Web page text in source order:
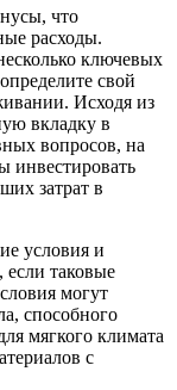
что
расходы.
ключевых
свой
Исходя из
вкладку в
вопросов, на
инвестировать
затрат в
условия и
если таковые
могут
способного
мягкого климата
с